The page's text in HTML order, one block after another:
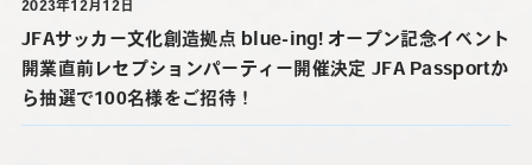
2023年12月12日
JFAサッカー文化創造拠点 blue-ing! オープン記念イベント
開業直前レセプションパーティー開催決定 JFA Passportか
ら抽選で100名様をご招待！